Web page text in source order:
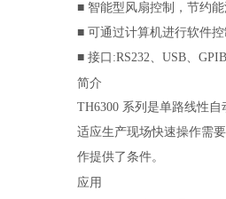
■ 智能型风扇控制，节约
■ 可通过计算机进行软件
■ 接口:RS232、USB、
简介
TH6300 系列是单路线性
适应生产现场快速操作需
作提供了条件。
应用